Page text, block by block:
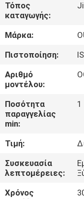
ΒΊΝΤΕΟ
ΕΜΦΆΝΙΣΗ
VR
ΣΧΕΤΙΚΆ
ΜΕ
ΕΜΆΣ
ΕΠΙΣΚΈΨΕΙΣ
Τόπος
καταγωγής:
Μάρκα:
Πιστοποίηση:
Αριθμό
μοντέλου:
Ποσότητα
παραγγελίας
min:
1
Τιμή:
Συσκευασία
λεπτομέρειες:
Χρόνος